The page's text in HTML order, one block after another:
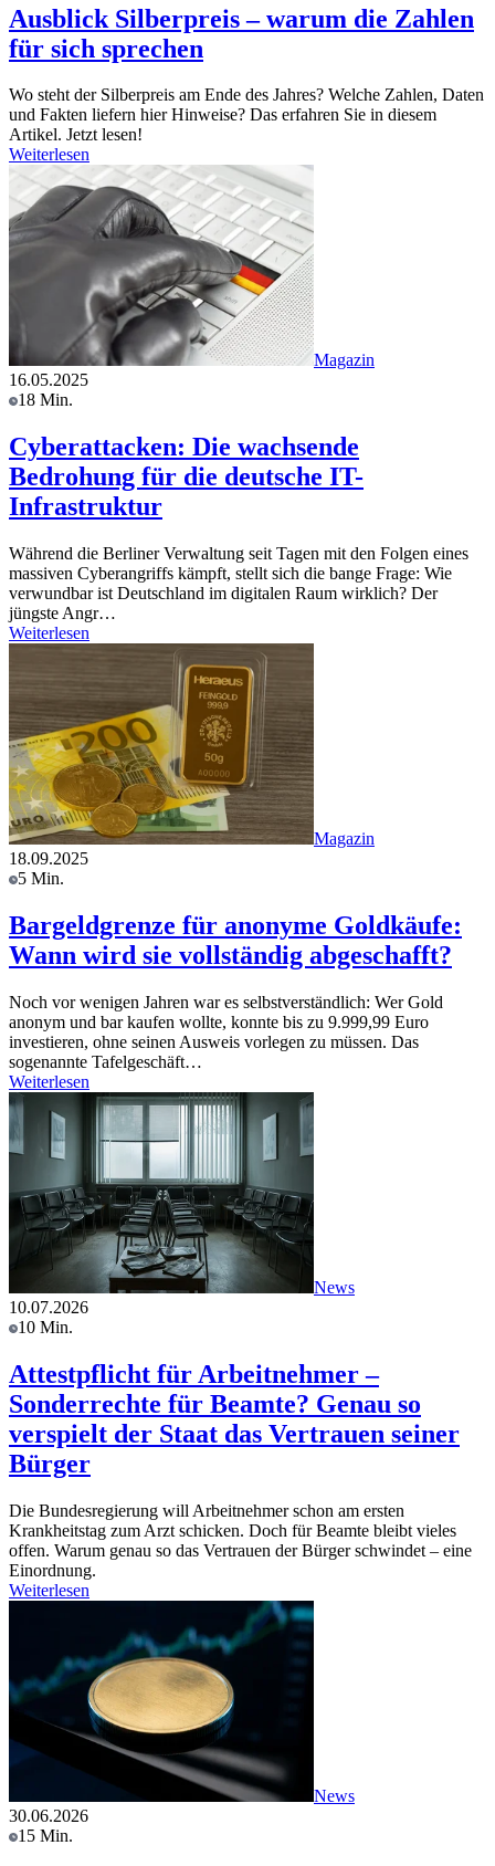
Ausblick Silberpreis – warum die Zahlen
für sich sprechen
Wo steht der Silberpreis am Ende des Jahres? Welche Zahlen, Daten
und Fakten liefern hier Hinweise? Das erfahren Sie in diesem
Artikel. Jetzt lesen!
Weiterlesen
Magazin
16.05.2025
18 Min.
Cyberattacken: Die wachsende
Bedrohung für die deutsche IT-
Infrastruktur
Während die Berliner Verwaltung seit Tagen mit den Folgen eines
massiven Cyberangriffs kämpft, stellt sich die bange Frage: Wie
verwundbar ist Deutschland im digitalen Raum wirklich? Der
jüngste Angr…
Weiterlesen
Magazin
18.09.2025
5 Min.
Bargeldgrenze für anonyme Goldkäufe:
Wann wird sie vollständig abgeschafft?
Noch vor wenigen Jahren war es selbstverständlich: Wer Gold
anonym und bar kaufen wollte, konnte bis zu 9.999,99 Euro
investieren, ohne seinen Ausweis vorlegen zu müssen. Das
sogenannte Tafelgeschäft…
Weiterlesen
News
10.07.2026
10 Min.
Attestpflicht für Arbeitnehmer –
Sonderrechte für Beamte? Genau so
verspielt der Staat das Vertrauen seiner
Bürger
Die Bundesregierung will Arbeitnehmer schon am ersten
Krankheitstag zum Arzt schicken. Doch für Beamte bleibt vieles
offen. Warum genau so das Vertrauen der Bürger schwindet – eine
Einordnung.
Weiterlesen
News
30.06.2026
15 Min.